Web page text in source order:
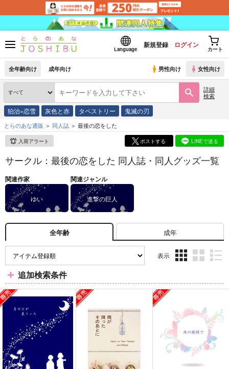
Language
新規登録 ログイン
カート
全年齢向け 成年向け 男性向け 女性向け
詳細
検索
狛治×恋雪 灰色と赤 タペストリー 鬼滅の刃
とらのあな通販 同人誌 最後の恋をした
入荷アラート ポストする LINEで送る
サークル：最後の恋をした 同人誌・同人グッズ一覧
関連作家
ゆい
関連ジャンル
進撃の巨人
全年齢 成年
表示
ム
表
ム
表
ム
表
追加検索条件